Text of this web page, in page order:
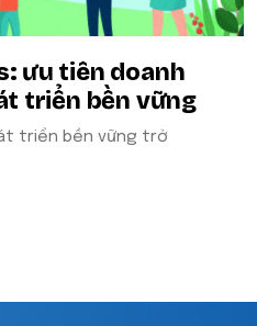
ưu tiên doanh
triển bền vững
triển bền vững trở